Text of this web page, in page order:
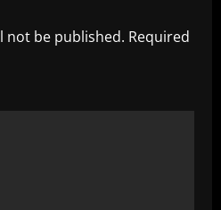
not be published. Required